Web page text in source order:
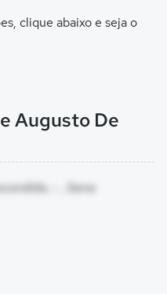
clique abaixo e seja o
Augusto De
- , Sena